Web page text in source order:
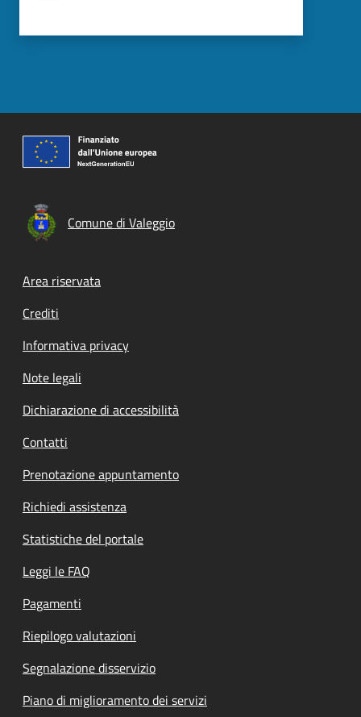
Comune di Valeggio
Footer menu
Area riservata
Crediti
Informativa privacy
Note legali
Dichiarazione di accessibilità
Contatti
Prenotazione appuntamento
Richiedi assistenza
Statistiche del portale
Leggi le FAQ
Pagamenti
Riepilogo valutazioni
Segnalazione disservizio
Piano di miglioramento dei servizi